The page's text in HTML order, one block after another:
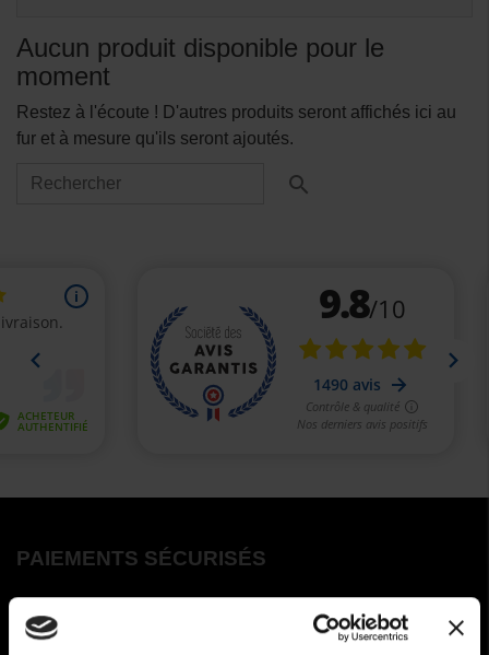
Aucun produit disponible pour le
moment
Restez à l'écoute ! D'autres produits seront affichés ici au
fur et à mesure qu'ils seront ajoutés.

PAIEMENTS SÉCURISÉS
Paiement en 3 ou 4 fois